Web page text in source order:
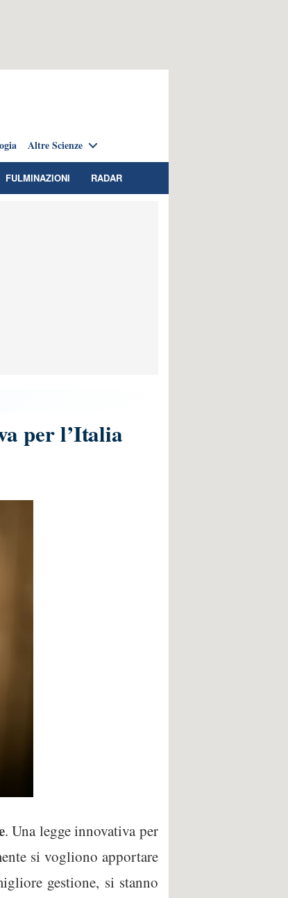
Altre Scienze
FULMINAZIONI RADAR
per l’Italia
. Una legge innovativa per
si vogliono apportare
gestione, si stanno